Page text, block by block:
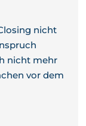
nicht
nicht mehr
vor dem